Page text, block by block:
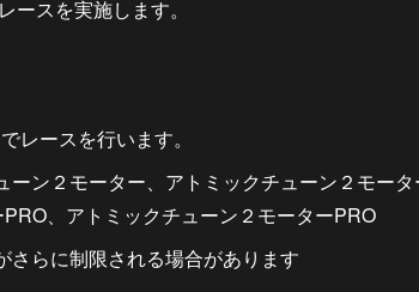
ースを実施します。
レースを行います。
ン２モーター、アトミックチューン２モー
、アトミックチューン２モーターPRO
らに制限される場合があります